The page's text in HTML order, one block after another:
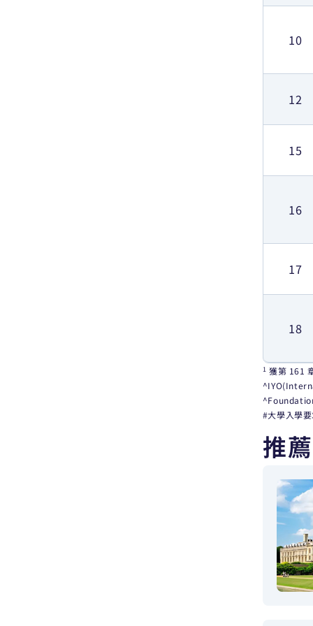
10
12
15
16
17
18
1 獲第 161
^
#大學入學
推